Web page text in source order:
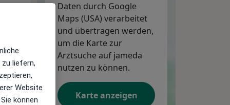
Mi,
12 Aug
Do,
13 Aug
Daten durch Google
Maps (USA) verarbeitet
und übertragen werden,
um die Karte zur
Arztsuche auf jameda
nutzen zu können.
Karte anzeigen
liefern,
Website
können